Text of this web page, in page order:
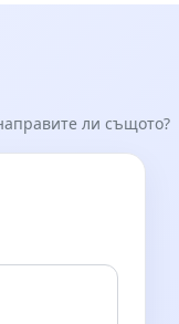
ли същото?